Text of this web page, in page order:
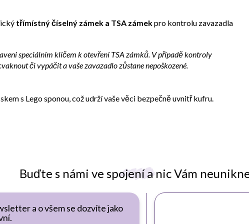
Buďte s námi ve spojení a nic Vám
a o všem se dozvíte jako
třímístný číselný zámek a TSA zámekpro kontrolu zavazadla
speciálním klíčem k otevření TSA zámků. V případě kontroly
či vypáčit a vaše zavazadlo zůstane nepoškozené.
s Lego sponou, což udrží vaše věci bezpečně uvnitř kufru.